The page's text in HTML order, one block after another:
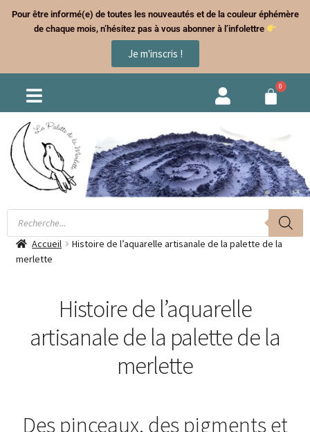
Pour être informé(e) de toutes les nouveautés et de la couleur éphémère
de chaque mois, n’hésitez pas à vous abonner à l’infolettre
Je m'inscris !
Accueil
Histoire de l’aquarelle artisanale de la palette de la
merlette
Histoire de l’aquarelle
artisanale de la palette de la
merlette
Des pinceaux, des pigments et